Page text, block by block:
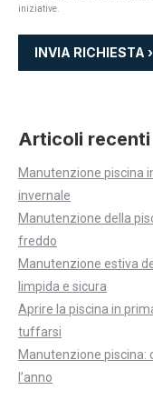
iniziative.
Articoli recenti
Manutenzione piscina
invernale
Manutenzione della
freddo
Manutenzione estiva
limpida e sicura
Aprire la piscina in
tuffarsi
Manutenzione
l’anno